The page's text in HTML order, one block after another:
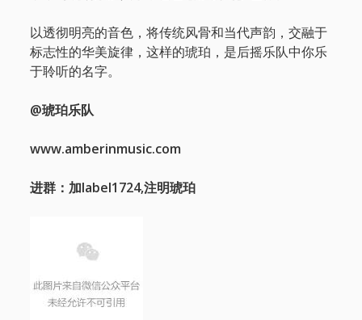
以透彻明亮的⾳⾊，将传统⻛骨和当代声韵，交融于
标志性的华美旋律，这样的琥珀，是后摇乐队中你乐
于聆听的名字。
@琥珀乐队
www.amberinmusic.com
进群：加label1724,注明琥珀